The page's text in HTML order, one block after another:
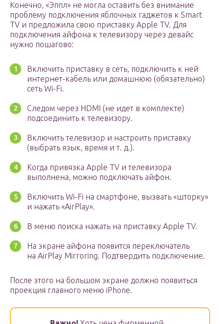
Конечно, «Эппл» не могла оставить без внимание
проблему подключения яблочных гаджетов к Smart
TV и предложила свою приставку Apple TV. Для
подключения айфона к телевизору через девайс
нужно пошагово:
Включить приставку в сеть, подключить к ней
интернет-кабель или домашнюю (обязательно)
сеть Wi-Fi.
Следом через HDMI (не идет в комплекте)
подсоединить к телевизору.
Включить телевизор и настроить приставку
(выбрать язык, время и т. д.).
Когда привязка Apple TV и телевизора
выполнена, можно подключать айфон.
Включить Wi-Fi на смартфоне, вызвать «шторку»
и нажать «AirPlay».
В меню поиска нажать на приставку Apple TV.
На экране айфона появится переключатель
на AirPlay Mirroring. Подтвердить подключение.
После этого на большом экране должно появиться
проекция главного меню iPhone.